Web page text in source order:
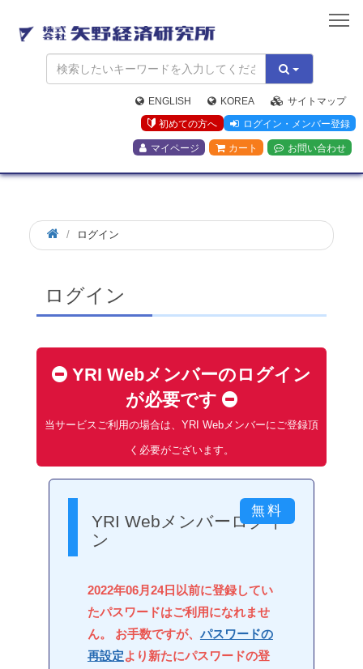
矢
野
経
済
研
究
所
ENGLISH KOREA
サイトマップ
初めての方へ
ログイン・メンバー登録
マイページ カート お問い合わせ
ログイン
ログイン
YRI Webメンバーのログイン
が必要です
当サービスご利用の場合は、YRI Webメンバーにご登録頂
く必要がございます。
YRI Webメンバーログイ
ン
2022年06月24日以前に登録してい
たパスワードはご利用になれませ
ん。 お手数ですが、 パスワードの
再設定より新たにパスワードの登